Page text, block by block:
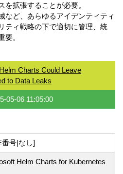
を拡張することが必要。
など、あらゆるアイデンティティ
ティ戦略の下で適切に管理、統
要。
Charts Could Leave
to Data Leaks
05-06 11:05:00
番号|なし]
Helm Charts for Kubernetes